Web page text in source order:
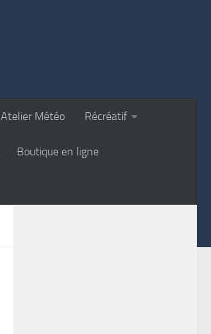
Atelier Météo Récréatif
Boutique en ligne